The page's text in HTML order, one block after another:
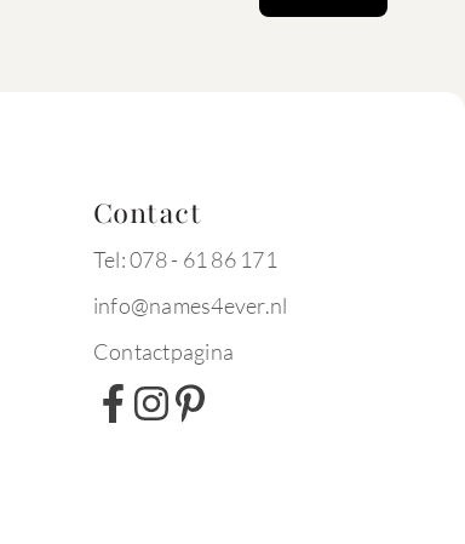
Contact
Tel: 078 - 61 86 171
info@names4ever.nl
Contactpagina